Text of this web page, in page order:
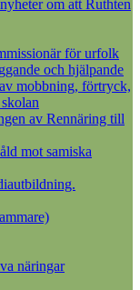
om att Ruthten
för urfolk
och hjälpande
mobbning, förtryck,
av Rennäring till
mot samiska
näringar